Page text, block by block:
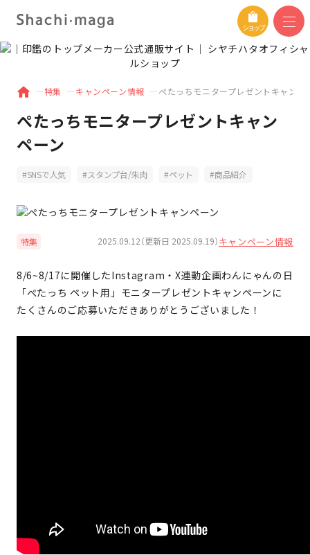
ショップ
特集 キャンペーン情報 ぺたっちモニタープレゼントキャンペ
ぺたっちモニタープレゼントキャン
ペーン
SNSで人気 スタンプ台/朱肉 ペット 商品紹介
特集 キャンペーン情報
2025.09.12（更新日 2025.09.19）
8/6~8/17に開催したInstagram・X連動企画わんにゃんの日
「ぺたっち ペット用」モニタープレゼントキャンペーンに
たくさんのご応募いただきありがとうございました！